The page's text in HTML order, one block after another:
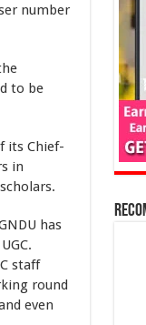
number
to be
Chief-
in
has
staff
round
even